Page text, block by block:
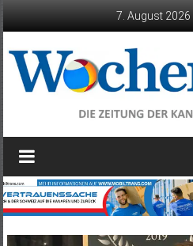
7. August 2026
Wochenblatt
die
Zeitung
der
Kanarischen
Inseln